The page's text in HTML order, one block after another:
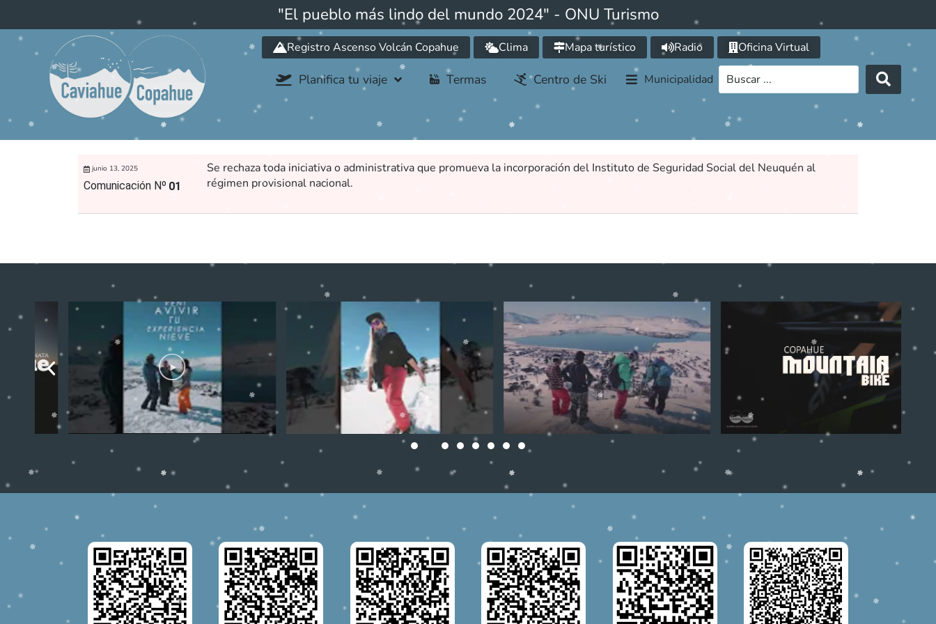
"El pueblo más lindo del mundo 2024" - ONU Turismo
Registro Ascenso Volcán Copahue Clima Mapa turístico Radio Oficina Virtual
Planifica tu viaje Termas Centro de Ski Municipalidad
junio 13, 2025
Comunicación Nº 01
Se rechaza toda iniciativa o administrativa que promueva la incorporación del Instituto de Seguridad Social del Neuquén al
régimen provisional nacional.